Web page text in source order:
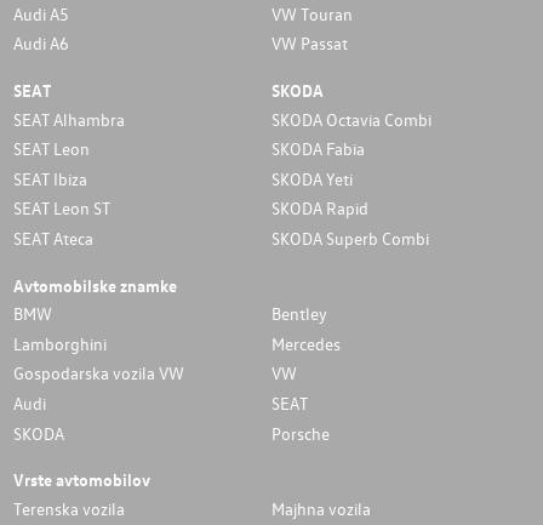
Audi A5
Audi A6
VW Touran
VW Passat
SEAT
SEAT Alhambra
SEAT Leon
SEAT Ibiza
SEAT Leon ST
SEAT Ateca
SKODA
SKODA Octavia Combi
SKODA Fabia
SKODA Yeti
SKODA Rapid
SKODA Superb Combi
Avtomobilske znamke
BMW
Bentley
Lamborghini
Mercedes
Gospodarska vozila VW
VW
Audi
SEAT
SKODA
Porsche
Vrste avtomobilov
Terenska vozila
Majhna vozila